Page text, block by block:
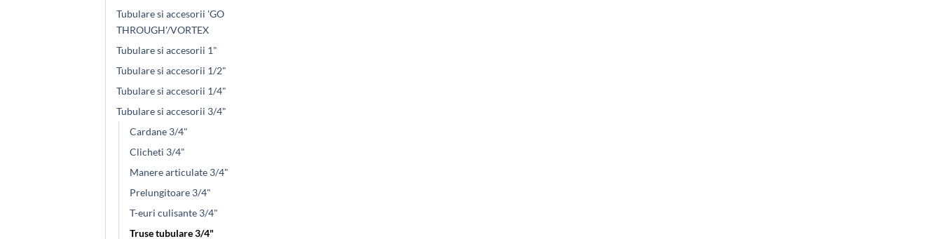
Tubulare si accesorii 'GO
THROUGH'/VORTEX
Tubulare si accesorii 1"
Tubulare si accesorii 1/2"
Tubulare si accesorii 1/4"
Tubulare si accesorii 3/4"
Cardane 3/4"
Clicheti 3/4"
Manere articulate 3/4"
Prelungitoare 3/4"
T-euri culisante 3/4"
Truse tubulare 3/4"